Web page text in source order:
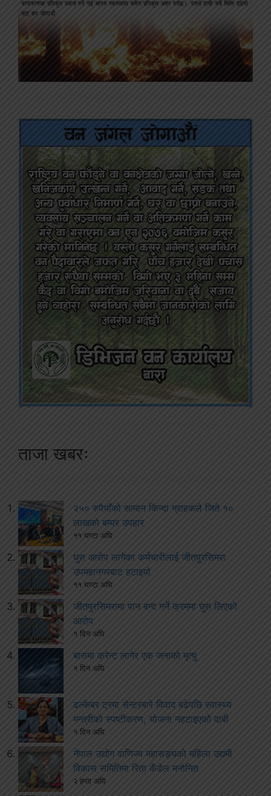
ताजा खबरः
२५० रुपैयाँको सामान किन्दा ग्राहकले जिते १०
लाखको बम्पर उपहार
११ घण्टा अघि
घुस आरोप लागेका कर्मचारीलाई जीतपुरसिमरा
उपमहानगरबाट हटाइयो
११ घण्टा अघि
जीतपुरसिमरामा पान बन्द गर्ने क्रममा घुस लिएको
आरोप
१ दिन अघि
बारामा करेन्ट लागेर एक जनाको मृत्यु
१ दिन अघि
ढल्केबर ट्रमा सेन्टरबारे विवाद बढेपछि स्वास्थ्य
मन्त्रीको स्पष्टीकरण, योजना नहटाइएको दाबी
१ दिन अघि
नेपाल उद्योग वाणिज्य महासङ्घको महिला उद्यमी
विकास समितिमा रिता कँडेल मनोनित
२ हप्ता अघि